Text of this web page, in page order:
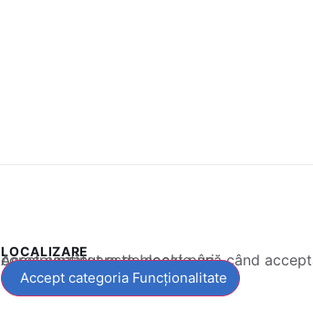
LOCALIZARE
Acest conținut este blocat până când acceptați categoria corespunzătoare de cookie-uri.
Accept categoria Funcționalitate